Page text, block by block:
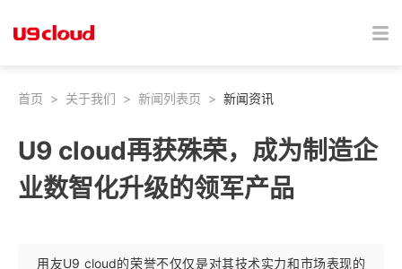
首页 > 关于我们 > 新闻列表页 > 新闻资讯
U9 cloud再获殊荣，成为制造企
业数智化升级的领军产品
用友U9 cloud的荣誉不仅仅是对其技术实力和市场表现的